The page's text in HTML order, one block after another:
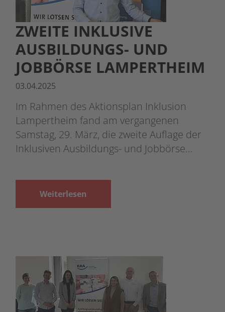
ZWEITE INKLUSIVE
AUSBILDUNGS- UND
JOBBÖRSE LAMPERTHEIM
03.04.2025
Im Rahmen des Aktionsplan Inklusion
Lampertheim fand am vergangenen
Samstag, 29. März, die zweite Auflage der
Inklusiven Ausbildungs- und Jobbörse…
Weiterlesen